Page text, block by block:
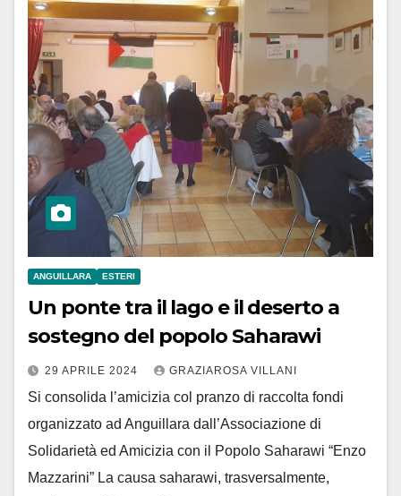
ANGUILLARA ESTERI
Un ponte tra il lago e il deserto a
sostegno del popolo Saharawi
29 APRILE 2024 GRAZIAROSA VILLANI
Si consolida l’amicizia col pranzo di raccolta fondi
organizzato ad Anguillara dall’Associazione di
Solidarietà ed Amicizia con il Popolo Saharawi “Enzo
Mazzarini” La causa saharawi, trasversalmente,